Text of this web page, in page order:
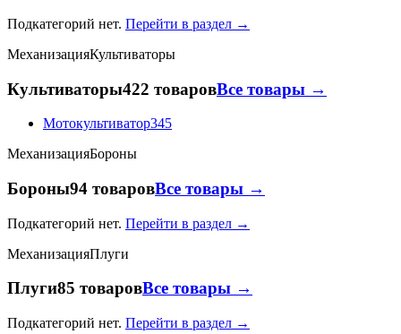
Подкатегорий нет. Перейти в раздел →
МеханизацияКультиваторы
Культиваторы422 товаровВсе товары →
Мотокультиватор345
МеханизацияБороны
Бороны94 товаровВсе товары →
Подкатегорий нет. Перейти в раздел →
МеханизацияПлуги
Плуги85 товаровВсе товары →
Подкатегорий нет. Перейти в раздел →